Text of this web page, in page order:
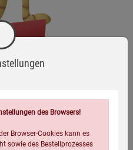
des Browsers!
Browser-Cookies kann es
sowie des Bestellprozesses